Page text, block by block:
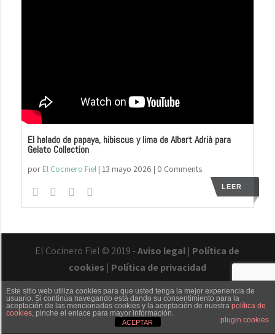
El helado de papaya, hibiscus y lima de Albert Adrià para
Gelato Collection
por El Cocinero Fiel| 13 mayo 2026 | 0 Comments
LEER
El Cocinero Fiel © 2019 -Aviso legal | Política de
cookies | Política de privacidad
Txaber Allué Redes sociales Contacto
Este sitio web utiliza cookies para que usted tenga la mejor experiencia de
usuario. Si continúa navegando está dando su consentimiento para la
aceptación de las mencionadas cookies y la aceptación de nuestra política de
cookies, pinche el enlace para mayor información.
plugin cookies
ACEPTAR